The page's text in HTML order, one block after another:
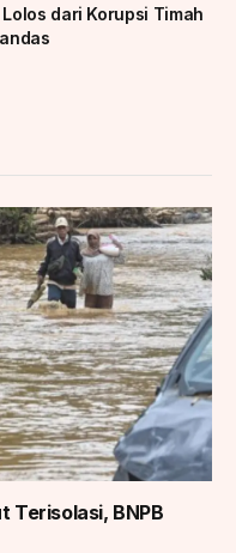
dari Korupsi Timah
Terisolasi, BNPB